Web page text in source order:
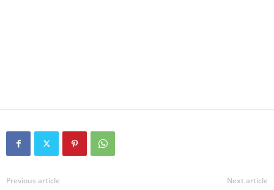
Previous article Next article